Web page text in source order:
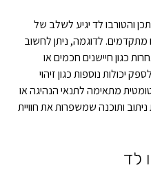
והטורבו לד יגיע לשלב של
מתקדמים. לדוגמה, ניתן לחשוב
כגון חיישנים חכמים או
יכולות נוספות כגון זיהוי
מתאימה לתנאי הנהיגה או
ותוכנה שמשפרות את חוויית
לד